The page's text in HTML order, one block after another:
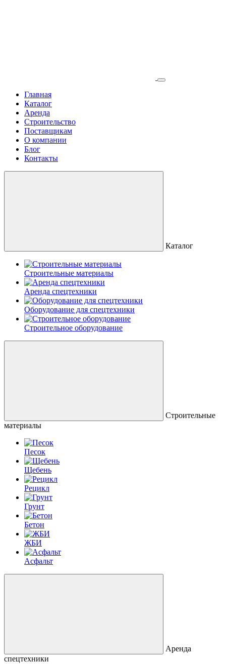
Главная
Каталог
Аренда
Строительство
Поставщикам
О компании
Блог
Контакты
Каталог
Строительные материалы
Аренда спецтехники
Оборудование для спецтехники
Строительное оборудование
Строительные
материалы
Песок
Щебень
Рецикл
Грунт
Бетон
ЖБИ
Асфальт
Аренда
спецтехники